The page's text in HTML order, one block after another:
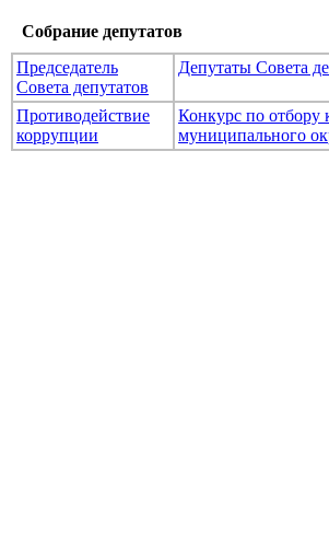
Собрание депутатов
Председатель
Совета депутатов
Депутаты Совета
Противодействие
коррупции
Конкурс по отбору
муниципального